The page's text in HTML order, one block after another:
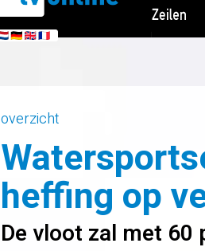
overzicht
heffing op
De vloot zal met